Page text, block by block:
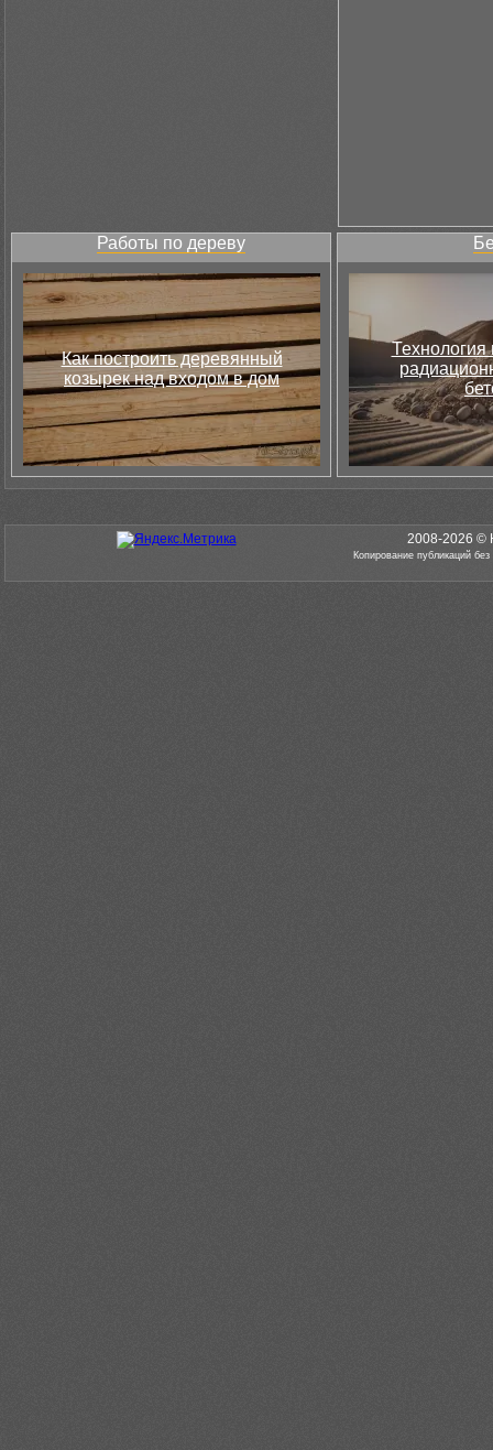
Работы по дереву
Как построить деревянный
козырек над входом в дом
Технология
2008-2026 ©
Копирование публикаций